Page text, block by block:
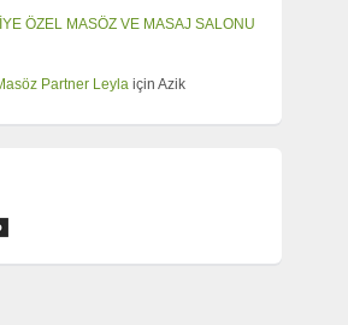
ÖZEL MASÖZ VE MASAJ SALONU
Partner Leyla için Azik